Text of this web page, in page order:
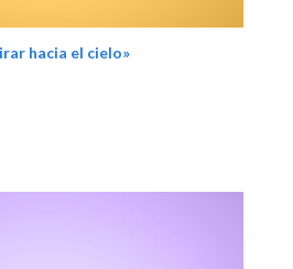
hacia el cielo»